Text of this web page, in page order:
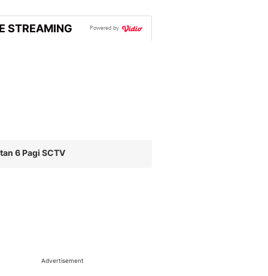
STREAMING Powered by
6 Pagi SCTV
Advertisement